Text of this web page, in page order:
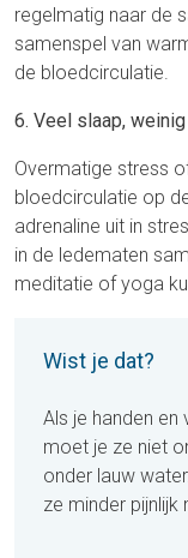
regelmatig naar de
samenspel van
de bloedcirculatie.
6. Veel slaap,
Overmatige stress
bloedcirculatie op
adrenaline uit in
in de ledematen
meditatie of yoga
Wist je dat?
Als je handen en
moet je ze niet
onder lauw
ze minder pijnlijk